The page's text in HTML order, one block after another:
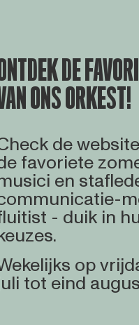
DE
ONS ORKEST!
de
favoriete
en
- duik in
op
tot eind